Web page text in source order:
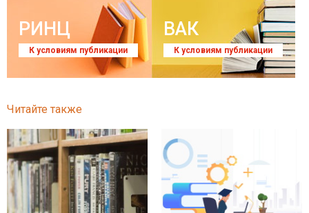
РИНЦ
К условиям публикации
ВАК
К условиям публикации
Читайте также